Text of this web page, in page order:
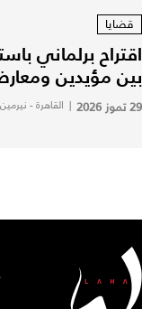
قضايا
اقتراح برلماني
بين مؤيدين
29 تموز 2026 | القاهرة -